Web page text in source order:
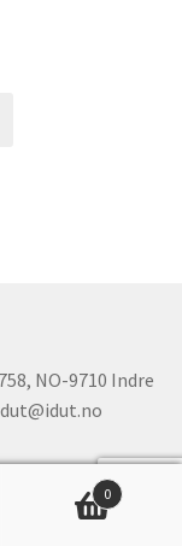
NO-9710 Indre
0